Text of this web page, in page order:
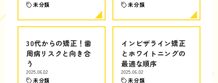
未分類 未分類
30代からの矯正！歯
周病リスクと向き合
う
2025.06.02
未分類
インビザライン矯正
とホワイトニングの
最適な順序
2025.06.02
未分類